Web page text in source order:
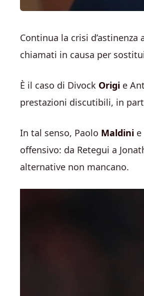
Continua la crisi
chiamati in causa per
È il caso di Divock Origi e
prestazioni discutibili, in
In tal senso, Paolo Maldini
offensivo: da Retegui a
alternative non mancano.